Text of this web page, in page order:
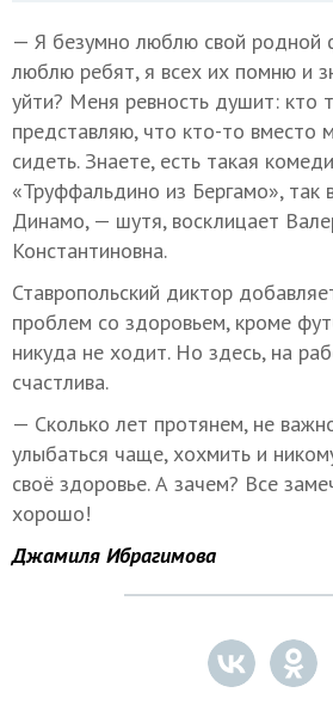
— Я безумно люблю свой родной
люблю ребят, я всех их помню и
уйти? Меня ревность душит: кто
представляю, что кто-то вместо
сидеть. Знаете, есть такая
«Труффальдино из Бергамо», так
Динамо, — шутя, восклицает
Константиновна.
Ставропольский диктор
проблем со здоровьем, кроме
никуда не ходит. Но здесь, на
счастлива.
— Сколько лет протянем, не
улыбаться чаще, хохмить и
своё здоровье. А зачем? Все
хорошо!
Джамиля Ибрагимова